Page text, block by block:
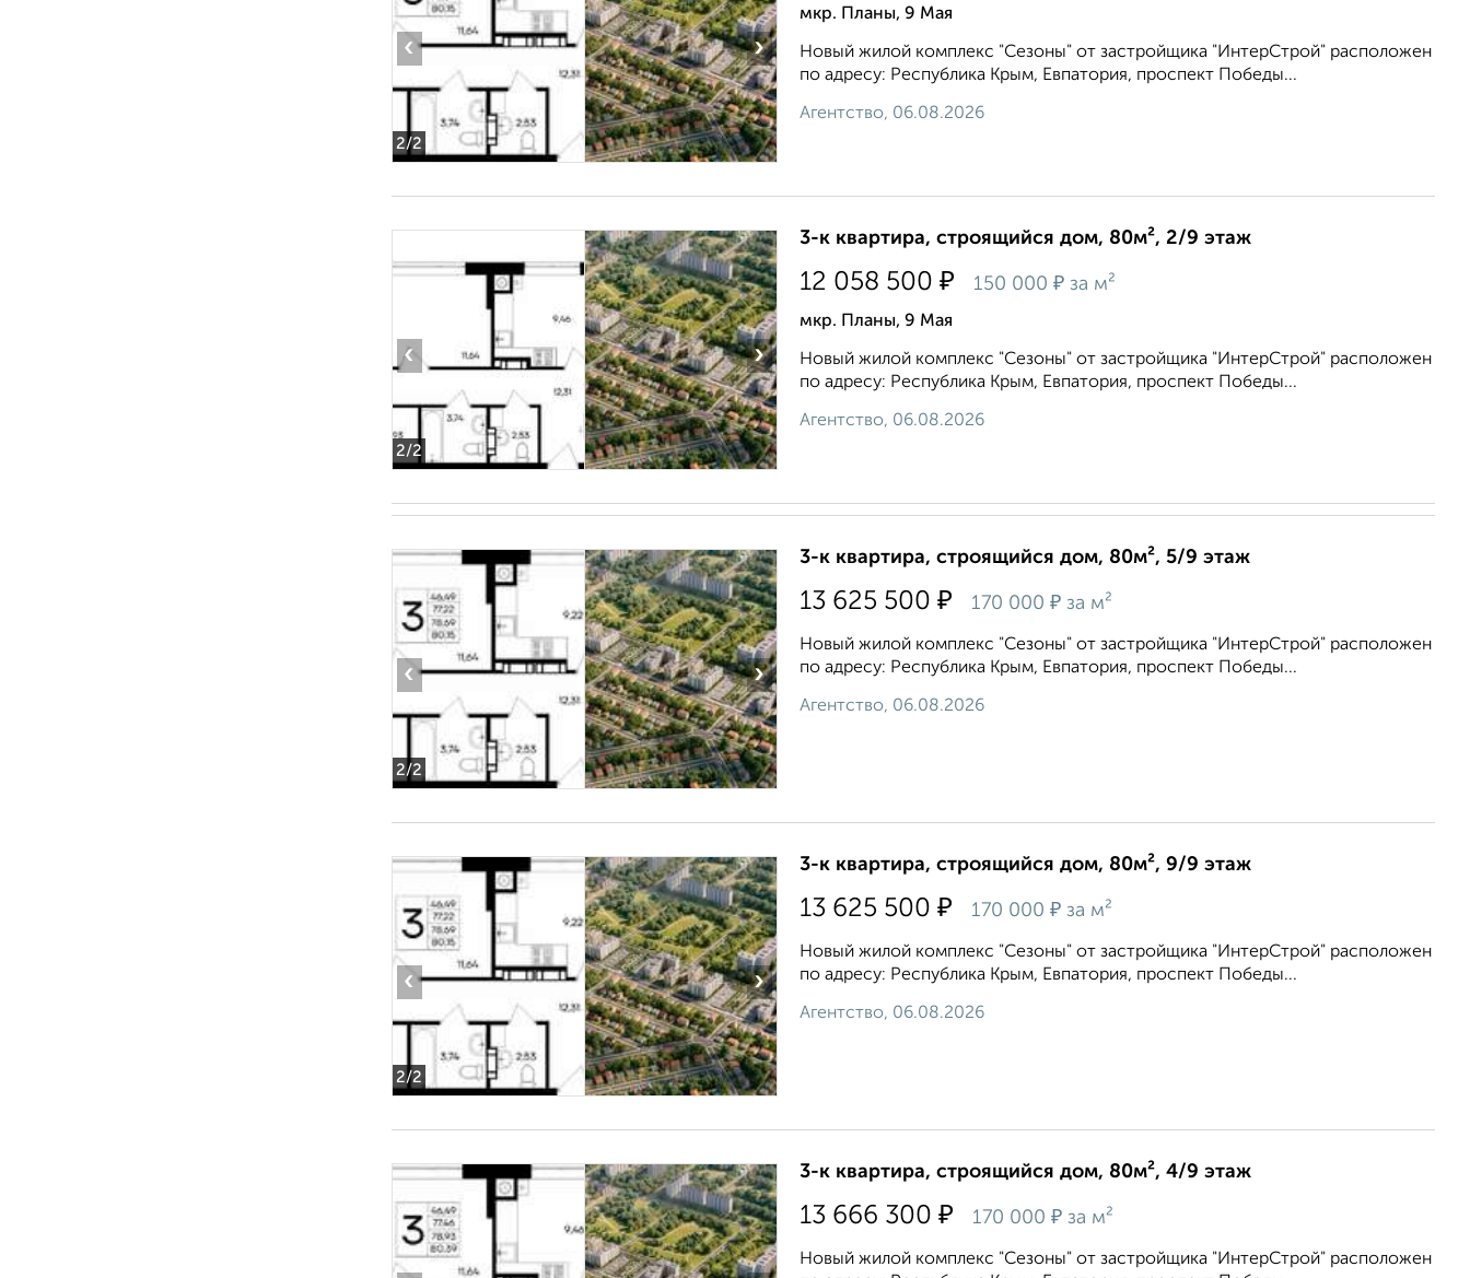
2/2
‹ ›
мкр. Планы, 9 Мая
Новый жилой комплекс "Сезоны" от застройщика "ИнтерСтрой" расположен
по адресу: Республика Крым, Евпатория, проспект Победы...
Агентство, 06.08.2026
2/2
‹ ›
3-к квартира, строящийся дом, 80м², 2/9 этаж
12 058 500 ₽ 150 000 ₽ за м²
мкр. Планы, 9 Мая
Новый жилой комплекс "Сезоны" от застройщика "ИнтерСтрой" расположен
по адресу: Республика Крым, Евпатория, проспект Победы...
Агентство, 06.08.2026
2/2
‹ ›
3-к квартира, строящийся дом, 80м², 5/9 этаж
13 625 500 ₽ 170 000 ₽ за м²
Новый жилой комплекс "Сезоны" от застройщика "ИнтерСтрой" расположен
по адресу: Республика Крым, Евпатория, проспект Победы...
Агентство, 06.08.2026
2/2
‹ ›
3-к квартира, строящийся дом, 80м², 9/9 этаж
13 625 500 ₽ 170 000 ₽ за м²
Новый жилой комплекс "Сезоны" от застройщика "ИнтерСтрой" расположен
по адресу: Республика Крым, Евпатория, проспект Победы...
Агентство, 06.08.2026
3-к квартира, строящийся дом, 80м², 4/9 этаж
13 666 300 ₽ 170 000 ₽ за м²
Новый жилой комплекс "Сезоны" от застройщика "ИнтерСтрой" расположен